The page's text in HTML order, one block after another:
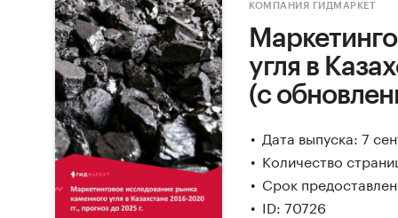
КОМПАНИЯ ГИДМАРКЕТ
угля в
(с
Дата выпуска: 7
Количество
Срок
ID: 70726